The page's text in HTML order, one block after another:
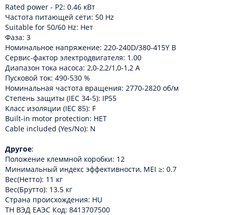
Rated power - P2: 0.46 кВт
Частота питающей сети: 50 Hz
Suitable for 50/60 Hz: Нет
Фаза: 3
Номинальное напряжение: 220-240D/380-415Y В
Сервис-фактор электродвигателя: 1.00
Диапазон тока насоса: 2,0-2,2/1,0-1,2 A
Пусковой ток: 490-530 %
Номинальная частота вращения: 2770-2820 об/м
Степень защиты (IEC 34-5): IP55
Класс изоляции (IEC 85): F
Built-in motor protection: НЕТ
Cable included (Yes/No): N
Другое:
Положение клеммной коробки: 12
Минимальный индекс эффективности, MEI ≥: 0.7
Вес(Нетто): 11 кг
Вес(Брутто): 13.5 кг
Cтрана происхождения: HU
ТН ВЭД ЕАЭС Код: 8413707500